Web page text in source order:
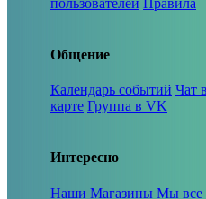
Общение
Календарь событий Чат
карте Группа в VK
Интересно
Наши Магазины Мы все